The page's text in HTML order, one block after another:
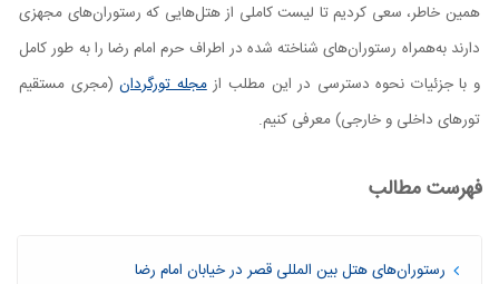
همین خاطر، سعی کردیم تا لیست کاملی از هتل‌هایی که رستوران‌های مجهزی
دارند به‌همراه رستوران‌های شناخته شده در اطراف حرم امام رضا را به طور کامل
و با جزئیات نحوه دسترسی در این مطلب ازمجله تورگردان(مجری مستقیم
تورهای داخلی و خارجی) معرفی کنیم.
فهرست مطالب
رستوران‌های هتل بین المللی قصر در خیابان امام رضا